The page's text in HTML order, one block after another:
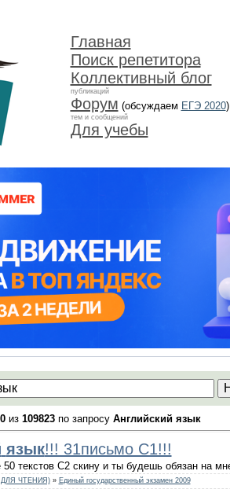
Главная
Поиск репетитора
Коллективный блог
публикаций
Форум (обсуждаем ЕГЭ 2020)
тем и сообщений
Для учебы
из 109823по запросу Английский язык
язык!!! 31письмо С1!!!
текстов С2 скину и ты будешь обязан на
ЧТЕНИЯ) » Единый государственный экзамен 2009